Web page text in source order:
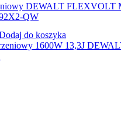
DEWALT FLEXVOLT
QW
do koszyka